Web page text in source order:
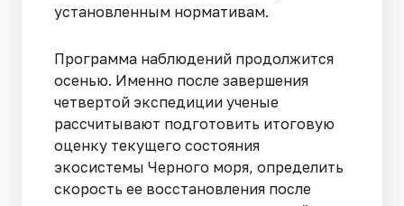
установленным нормативам.
Программа наблюдений продолжится
осенью. Именно после завершения
четвертой экспедиции ученые
рассчитывают подготовить итоговую
оценку текущего состояния
экосистемы Черного моря, определить
скорость ее восстановления после